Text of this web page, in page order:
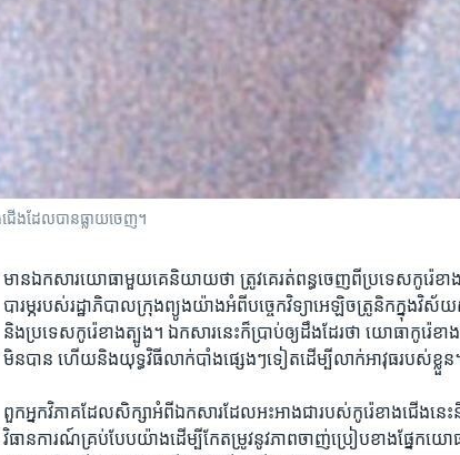
ើង​​ដែល​​បាន​ធ្លាយ​ចេញ។
មាន​ឯកសារ​យោធា​មួយ​គេ​និយាយ​ថា​ ​ត្រូវ​គេ​រត់ពន្ធ​ចេញ​ពី​ប្រទេស​កូរ៉េ​ខា
បារម្ភ​របស់​រដ្ឋា​ភិបាល​ក្រុង​ព្យូងយ៉ាង​អំពី​បច្ចេក​វិទ្យា​អេឡិចត្រូនិក​ក្នុង​វិ
និង​ប្រទេស​កូរ៉េ​ខាងត្បូង។​ ឯកសារ​នេះ​ក៏​ប្រាប់​ឲ្យ​ដឹង​ដែរ​ថា​ យោធា​កូរ៉េ​ខា
មិន​បាន​ ហើយ​និង​យុទ្ធ​វិធី​លាក់​បាំង​ផ្សេងៗ​ទៀត​ដើម្បី​លាក់​អាវុធ​របស់​ខ្លួន
ពួក​អ្នក​វិភាគ​ដែល​សិក្សា​អំពី​ឯកសារ​ដែល​អះអាង​ជា​របស់​កូរ៉េ​ខាងជើង​នេ
វិធាន​ការណ៍​គ្រប់​បែប​យ៉ាង​ដើម្បី​កែ​តម្រូវ​នូវ​ភាព​ចាញ់​ប្រៀប​ខាង​ផ្នែក​